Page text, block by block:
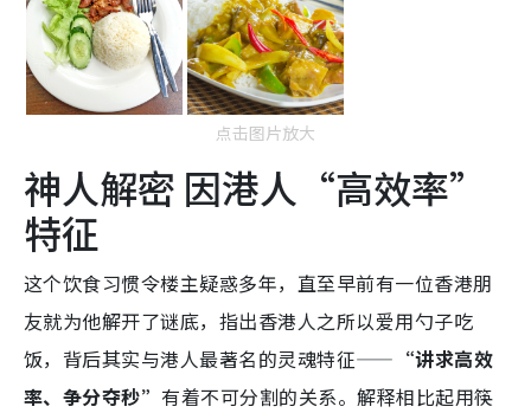
点击图片放大
神人解密 因港人“高效率”
特征
这个饮食习惯令楼主疑惑多年，直至早前有一位香港朋
友就为他解开了谜底，指出香港人之所以爱用勺子吃
饭，背后其实与港人最著名的灵魂特征—— “讲求高效
率、争分夺秒” 有着不可分割的关系。解释相比起用筷